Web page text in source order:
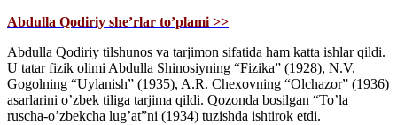
Abdulla Qodiriy she’rlar to’plami >>
Abdulla Qodiriy tilshunos va tarjimon sifatida ham katta ishlar qildi.
U tatar fizik olimi Abdulla Shinosiyning “Fizika” (1928), N.V.
Gogolning “Uylanish” (1935), A.R. Chexovning “Olchazor” (1936)
asarlarini o’zbek tiliga tarjima qildi. Qozonda bosilgan “To’la
ruscha-o’zbekcha lug’at”ni (1934) tuzishda ishtirok etdi.